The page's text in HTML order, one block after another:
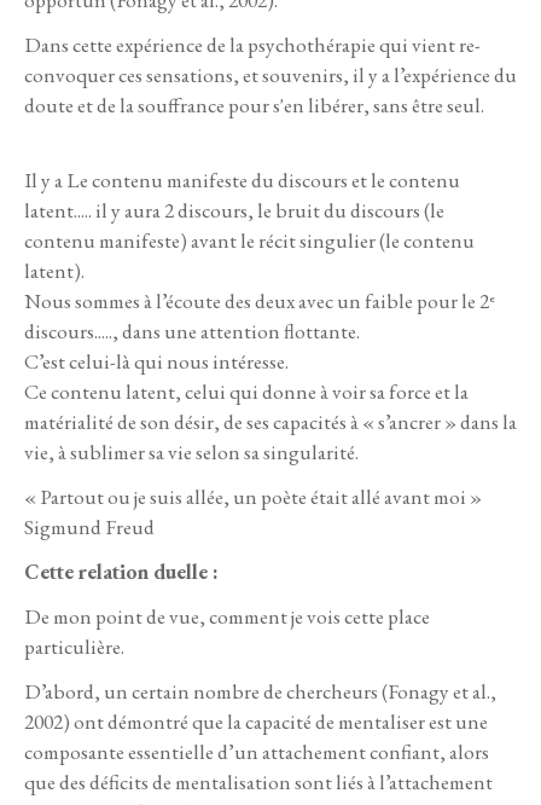
Dans cette expérience de la psychothérapie qui vient re-
convoquer ces sensations, et souvenirs, il y a l’expérience du
doute et de la souffrance pour s'en libérer, sans être seul.
Il y a Le contenu manifeste du discours et le contenu
latent..... il y aura 2 discours, le bruit du discours (le
contenu manifeste) avant le récit singulier (le contenu
latent).
Nous sommes à l’écoute des deux avec un faible pour le 2ᵉ
discours....., dans une attention flottante.
C’est celui-là qui nous intéresse.
Ce contenu latent, celui qui donne à voir sa force et la
matérialité de son désir, de ses capacités à « s’ancrer » dans la
vie, à sublimer sa vie selon sa singularité.
« Partout ou je suis allée, un poète était allé avant moi »
Sigmund Freud
Cette relation duelle :
De mon point de vue, comment je vois cette place
particulière.
D’abord, un certain nombre de chercheurs (Fonagy et al.,
2002) ont démontré que la capacité de mentaliser est une
composante essentielle d’un attachement confiant, alors
que des déficits de mentalisation sont liés à l’attachement